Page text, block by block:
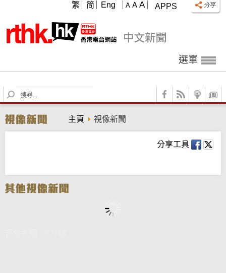
APPS
A A A
繁 简 Eng
選單
S
e
r
c
主頁 視像新聞
分享工具